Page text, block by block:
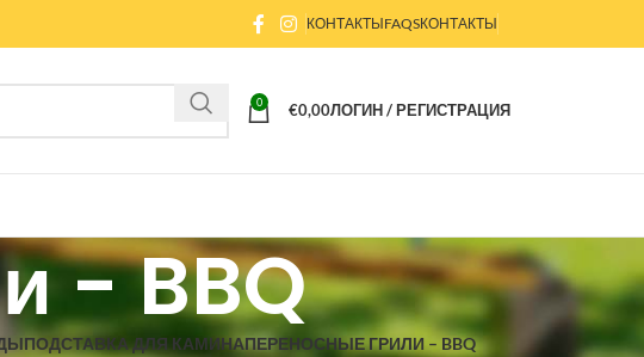
КОНТАКТЫFAQSКОНТАКТЫ
0 €0,00ЛОГИН / РЕГИСТРАЦИЯ
- BBQ
ПОДСТАВКА ДЛЯ КАМИНАПЕРЕНОСНЫЕ ГРИЛИ – BBQ